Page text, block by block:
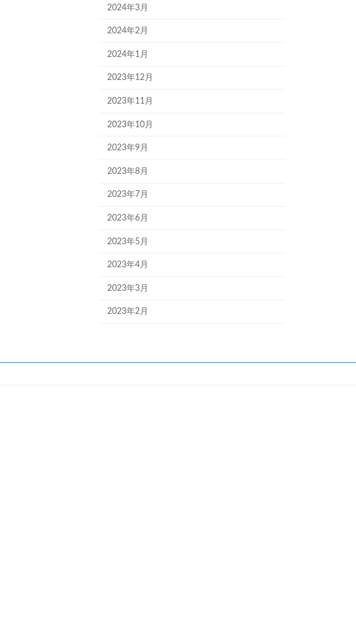
2024年3月
2024年2月
2024年1月
2023年12月
2023年11月
2023年10月
2023年9月
2023年8月
2023年7月
2023年6月
2023年5月
2023年4月
2023年3月
2023年2月